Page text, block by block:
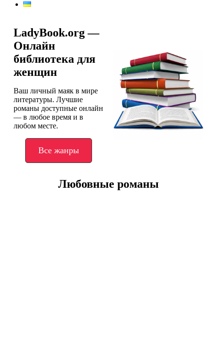
LadyBook.org —
Онлайн
библиотека для
женщин
Ваш личный маяк в мире
литературы. Лучшие
романы доступные онлайн
— в любое время и в
любом месте.
Все жанры
Любовные романы